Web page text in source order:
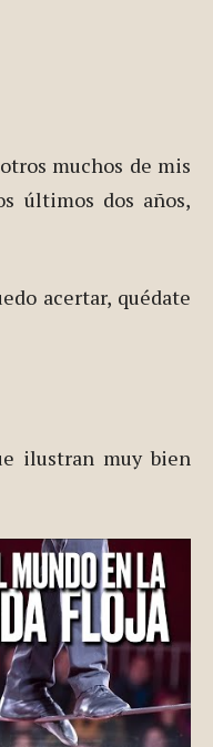
muchos de mis
últimos dos años,
acertar, quédate
ilustran muy bien